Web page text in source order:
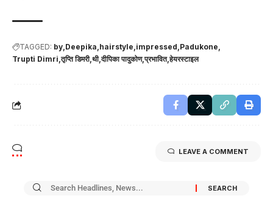
TAGGED: by Deepika hairstyle impressed Padukone
Trupti Dimri तृप्ति डिमरी थी दीपिका पादुकोण प्रभावित हेयरस्टाइल
LEAVE A COMMENT